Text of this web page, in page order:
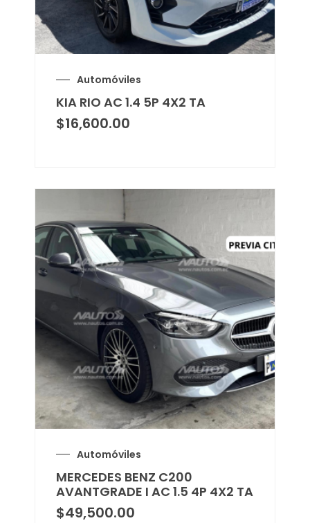
Automóviles
KIA RIO AC 1.4 5P 4X2 TA
$16,600.00
Automóviles
MERCEDES BENZ C200
AVANTGRADE I AC 1.5 4P 4X2 TA
$49,500.00